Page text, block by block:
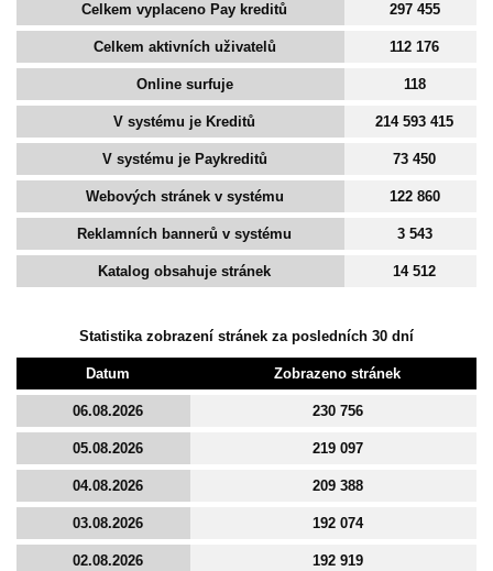
Celkem vyplaceno Pay kreditů 297 455
Celkem aktivních uživatelů 112 176
Online surfuje 118
V systému je Kreditů 214 593 415
V systému je Paykreditů 73 450
Webových stránek v systému 122 860
Reklamních bannerů v systému 3 543
Katalog obsahuje stránek 14 512
Statistika zobrazení stránek za posledních 30 dní
Datum Zobrazeno stránek
06.08.2026 230 756
05.08.2026 219 097
04.08.2026 209 388
03.08.2026 192 074
02.08.2026 192 919